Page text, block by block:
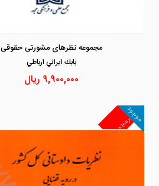
مجموعه نظرهای مشورتی حقوقی
بابك ايراني ارباطي
۹,۹۰۰,۰۰۰ ریال
غیرمجد
موجود